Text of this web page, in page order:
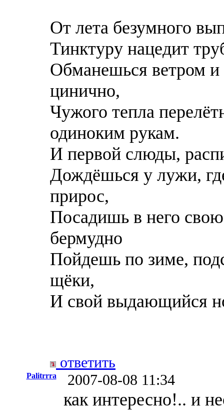
От лета безумного
Тинктуру нацедит
Обманешься ветром и
цинично,
Чужого тепла
одиноким рукам.
И первой слюды,
Дождёшься у лужи,
прирос,
Посадишь в него
бермудно
Пойдешь по зиме,
щёки,
И свой выдающийся
ответить
Palitrrra 2007-08-08 11:34
как интересно!.. и